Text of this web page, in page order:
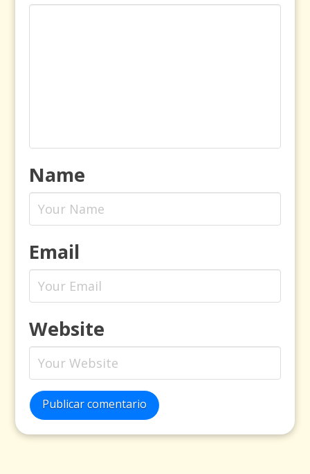
Name
Email
Website
Publicar comentario